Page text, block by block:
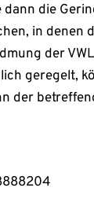
die
in
der
geregelt,
der